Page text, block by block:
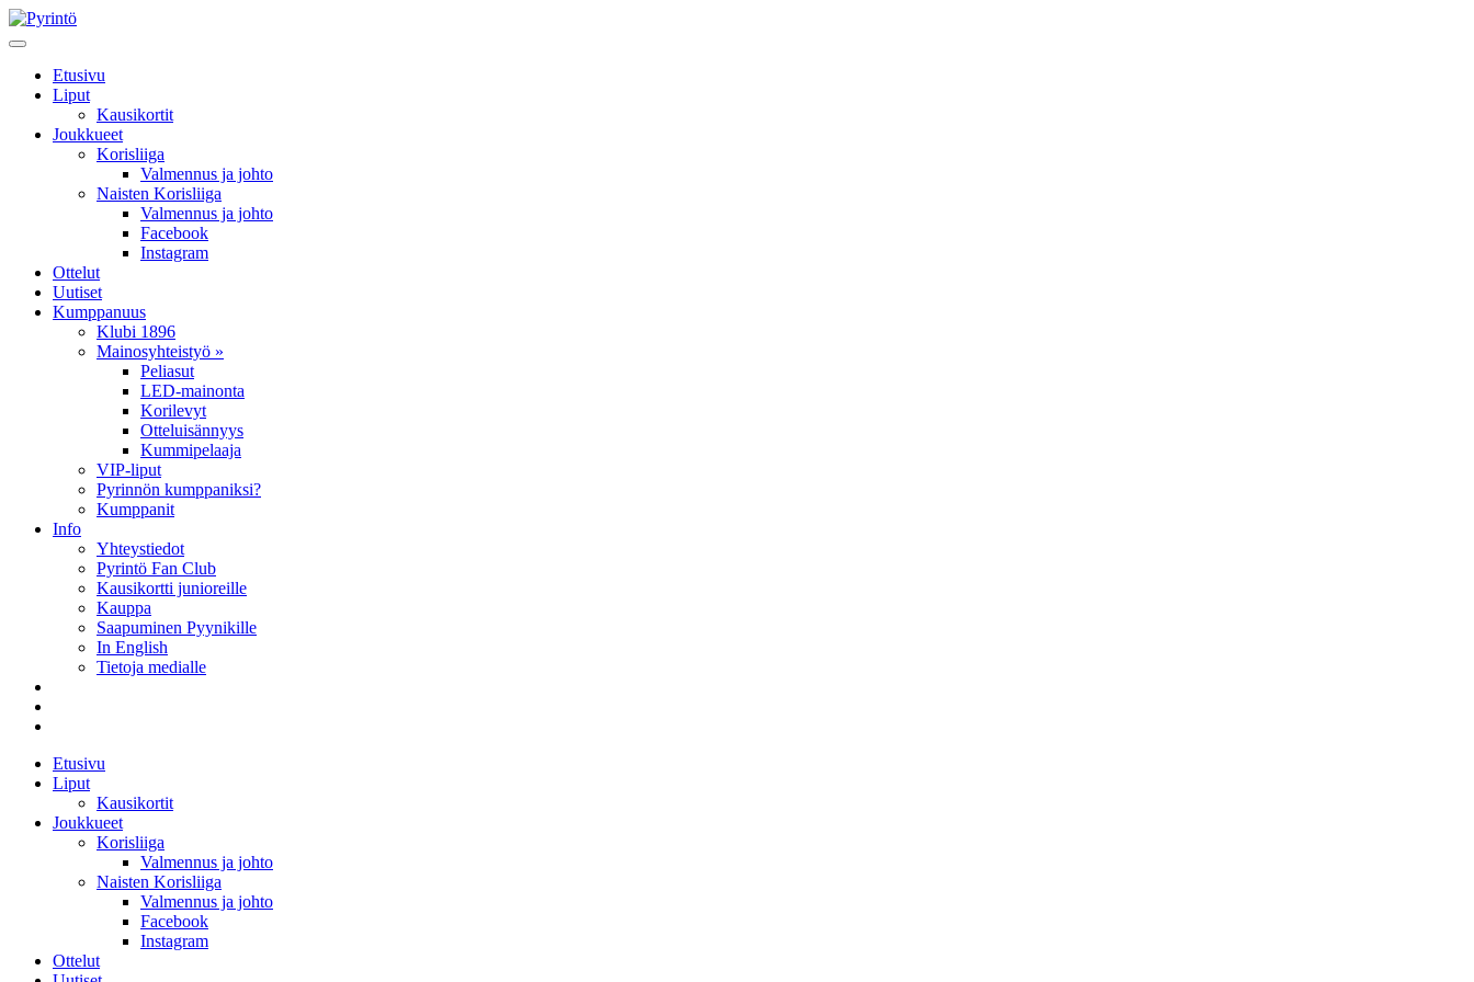
Etusivu
Liput
Kausikortit
Joukkueet
Korisliiga
Valmennus ja johto
Naisten Korisliiga
Valmennus ja johto
Facebook
Instagram
Ottelut
Uutiset
Kumppanuus
Klubi 1896
Mainosyhteistyö »
Peliasut
LED-mainonta
Korilevyt
Otteluisännyys
Kummipelaaja
VIP-liput
Pyrinnön kumppaniksi?
Kumppanit
Info
Yhteystiedot
Pyrintö Fan Club
Kausikortti junioreille
Kauppa
Saapuminen Pyynikille
In English
Tietoja medialle
Etusivu
Liput
Kausikortit
Joukkueet
Korisliiga
Valmennus ja johto
Naisten Korisliiga
Valmennus ja johto
Facebook
Instagram
Ottelut